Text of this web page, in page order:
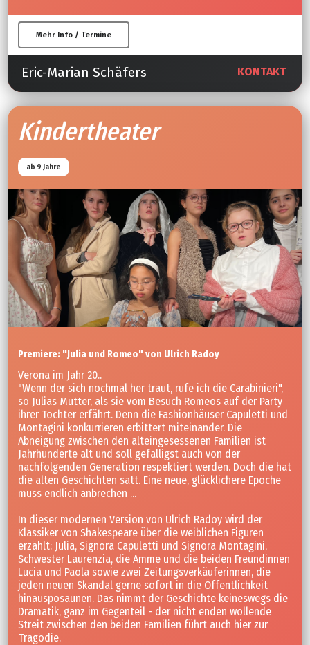
Mehr Info / Termine
Eric-Marian Schäfers KONTAKT
Kindertheater
ab 9 Jahre
Premiere: "Julia und Romeo" von Ulrich Radoy
Verona im Jahr 20..
"Wenn der sich nochmal her traut, rufe ich die Carabinieri",
so Julias Mutter, als sie vom Besuch Romeos auf der Party
ihrer Tochter erfährt. Denn die Fashionhäuser Capuletti und
Montagini konkurrieren erbittert miteinander. Die
Abneigung zwischen den alteingesessenen Familien ist
Jahrhunderte alt und soll gefälligst auch von der
nachfolgenden Generation respektiert werden. Doch die hat
die alten Geschichten satt. Eine neue, glücklichere Epoche
muss endlich anbrechen ...
In dieser modernen Version von Ulrich Radoy wird der
Klassiker von Shakespeare über die weiblichen Figuren
erzählt: Julia, Signora Capuletti und Signora Montagini,
Schwester Laurenzia, die Amme und die beiden Freundinnen
Lucia und Paola sowie zwei Zeitungsverkäuferinnen, die
jeden neuen Skandal gerne sofort in die Öffentlichkeit
hinausposaunen. Das nimmt der Geschichte keineswegs die
Dramatik, ganz im Gegenteil - der nicht enden wollende
Streit zwischen den beiden Familien führt auch hier zur
Tragödie.